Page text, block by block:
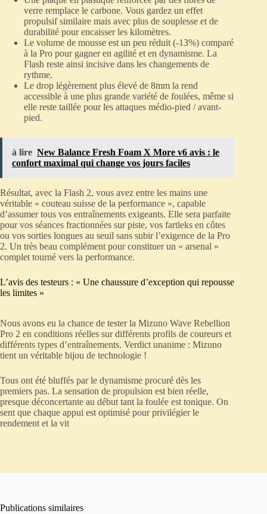
verre remplace le carbone. Vous gardez un effet
propulsif similaire mais avec plus de souplesse et de
durabilité pour encaisser les kilomètres.
Le volume de mousse est un peu réduit (-13%) comparé
à la Pro pour gagner en agilité et en dynamisme. La
Flash reste ainsi incisive dans les changements de
rythme.
Le drop légèrement plus élevé de 8mm la rend
accessible à une plus grande variété de foulées, même si
elle reste taillée pour les attaques médio-pied / avant-
pied.
à lire New Balance Fresh Foam X More v6 avis : le
confort maximal qui change vos jours faciles
Résultat, avec la Flash 2, vous avez entre les mains une
véritable « couteau suisse de la performance », capable
d’assumer tous vos entraînements exigeants. Elle sera parfaite
pour vos séances fractionnées sur piste, vos fartleks en côtes
ou vos sorties longues au seuil sans subir l’exigence de la Pro
2. Un très beau complément pour constituer un « arsenal »
complet tourné vers la performance.
L’avis des testeurs : « Une chaussure d’exception qui repousse
les limites »
Nous avons eu la chance de tester la Mizuno Wave Rebellion
Pro 2 en conditions réelles sur différents profils de coureurs et
différents types d’entraînements. Verdict unanime : Mizuno
tient un véritable bijou de technologie !
Tous ont été bluffés par le dynamisme procuré dès les
premiers pas. La sensation de propulsion est bien réelle,
presque déconcertante au début tant la foulée est tonique. On
sent que chaque appui est optimisé pour privilégier le
rendement et la vit
Publications similaires